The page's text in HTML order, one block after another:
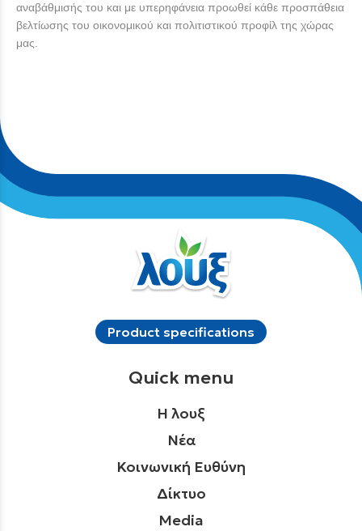
αναβάθμισής του και με υπερηφάνεια προωθεί κάθε προσπάθεια
βελτίωσης του οικονομικού και πολιτιστικού προφίλ της χώρας
μας.
Product specifications
Quick menu
Η λουξ
Νέα
Κοινωνική Ευθύνη
Δίκτυο
Media